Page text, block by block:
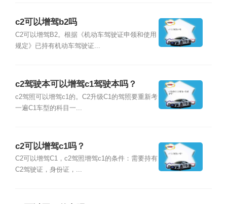
c2可以增驾b2吗
C2可以增驾B2。根据《机动车驾驶证申领和使用
规定》已持有机动车驾驶证...
c2驾驶本可以增驾c1驾驶本吗？
c2驾照可以增驾c1的。C2升级C1的驾照要重新考
一遍C1车型的科目一...
c2可以增驾c1吗？
C2可以增驾C1，c2驾照增驾c1的条件：需要持有
C2驾驶证，身份证，...